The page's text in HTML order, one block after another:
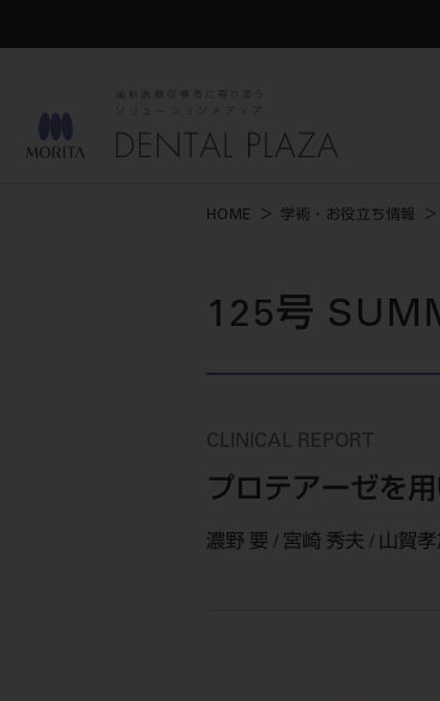
HOME 学術・お役立ち情報
125号
CLINICAL REPORT
プロテアーゼを
濃野 要 / 宮崎 秀夫 / 山賀孝